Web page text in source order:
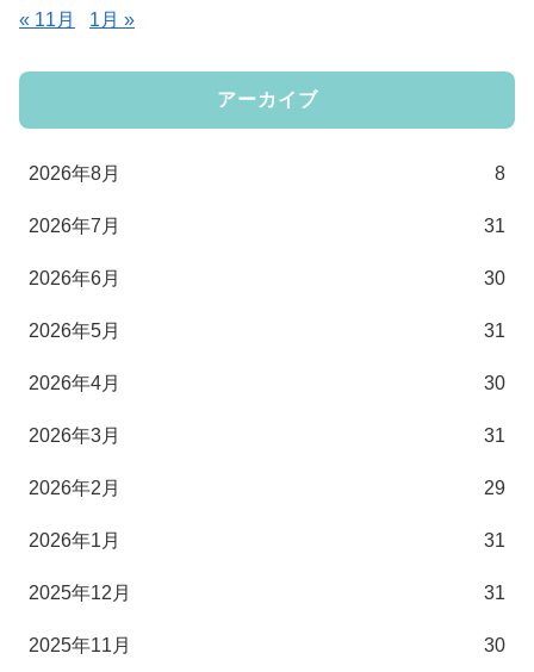
« 11月 1月 »
アーカイブ
2026年8月 8
2026年7月 31
2026年6月 30
2026年5月 31
2026年4月 30
2026年3月 31
2026年2月 29
2026年1月 31
2025年12月 31
2025年11月 30